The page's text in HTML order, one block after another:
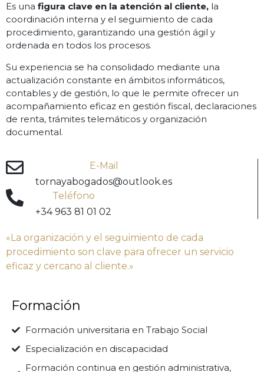
Es una figura clave en la atención al cliente, la
coordinación interna y el seguimiento de cada
procedimiento, garantizando una gestión ágil y
ordenada en todos los procesos.
Su experiencia se ha consolidado mediante una
actualización constante en ámbitos informáticos,
contables y de gestión, lo que le permite ofrecer un
acompañamiento eficaz en gestión fiscal, declaraciones
de renta, trámites telemáticos y organización
documental.
E-Mail
tornayabogados@outlook.es
Teléfono
+34 963 81 01 02
«La organización y el seguimiento de cada
procedimiento son clave para ofrecer un servicio
eficaz y cercano al cliente.»
Formación
Formación universitaria en Trabajo Social
Especialización en discapacidad
Formación continua en gestión administrativa,